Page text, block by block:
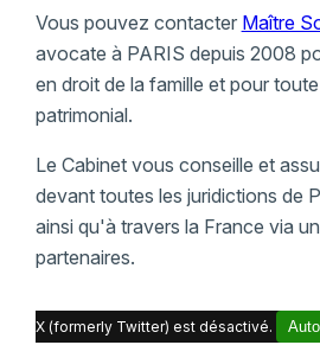
Vous pouvez contacter Maître
avocate à PARIS depuis 2008
en droit de la famille et pour
patrimonial.
Le Cabinet vous conseille et
devant toutes les juridictions de
ainsi qu'à travers la France via
partenaires.
X (formerly Twitter) est désactivé.